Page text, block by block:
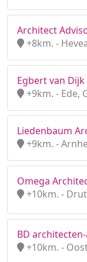
Architect
+8km. -
Egbert van Dijk
+9km. - Ede,
Liedenbaum
+9km. -
Omega
+10km. -
BD
+10km. -